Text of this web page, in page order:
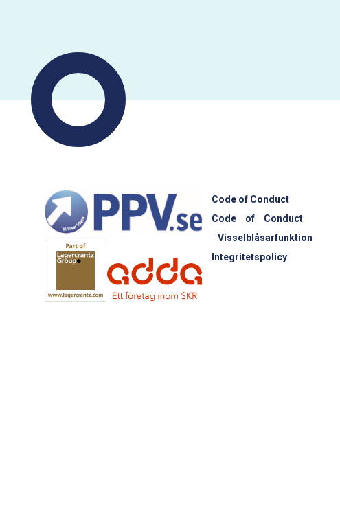
Code of Conduct
Code of Conduct
Visselblåsarfunktion
Integritetspolicy